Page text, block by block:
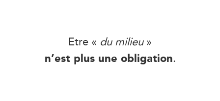
Etre « du milieu»
n’est plus une obligation.